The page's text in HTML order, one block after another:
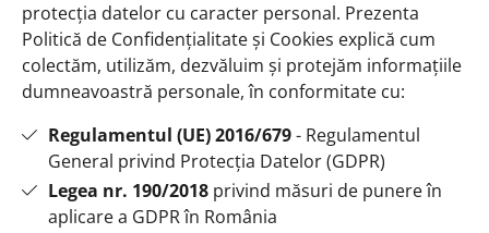
protecția datelor cu caracter personal. Prezenta
Politică de Confidențialitate și Cookies explică cum
colectăm, utilizăm, dezvăluim și protejăm informațiile
dumneavoastră personale, în conformitate cu:
Regulamentul (UE) 2016/679- Regulamentul
General privind Protecția Datelor (GDPR)
Legea nr. 190/2018 privind măsuri de punere în
aplicare a GDPR în România